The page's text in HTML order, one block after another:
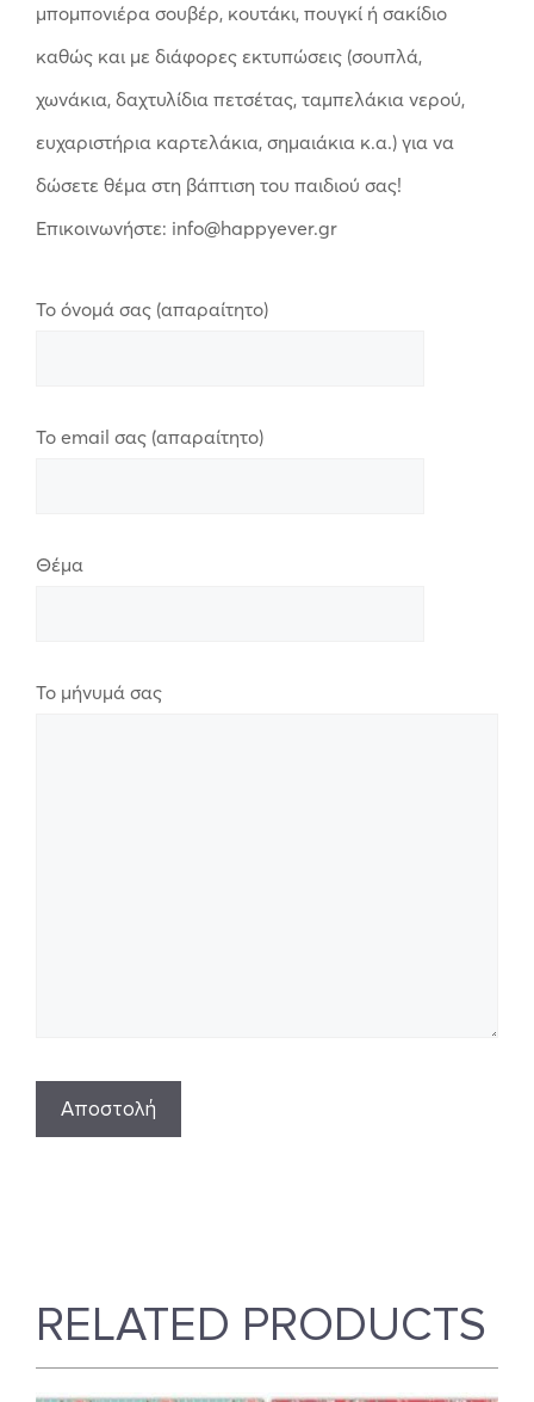
μπομπονιέρα σουβέρ, κουτάκι, πουγκί ή σακίδιο
καθώς και με διάφορες εκτυπώσεις (σουπλά,
χωνάκια, δαχτυλίδια πετσέτας, ταμπελάκια νερού,
ευχαριστήρια καρτελάκια, σημαιάκια κ.α.) για να
δώσετε θέμα στη βάπτιση του παιδιού σας!
Επικοινωνήστε: info@happyever.gr
Το όνομά σας (απαραίτητο)
Το email σας (απαραίτητο)
Θέμα
Το μήνυμά σας
RELATED PRODUCTS